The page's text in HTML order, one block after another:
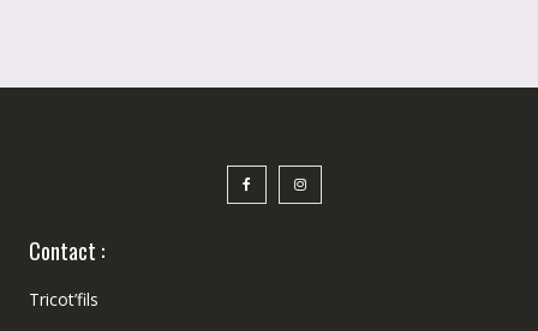
Contact :
Tricot’fils